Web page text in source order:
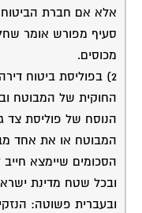
אלא אם חברת הביטוח
סעיף מפורש אומר
מכוסים.
2) בפוליסת ביטוח
החוקית של המבוטח
הנוסח של פוליסת
המבוטח או את אחד
הסכומים שיימצא
ובכל שטח מדינת
ובעברית פשוטה: